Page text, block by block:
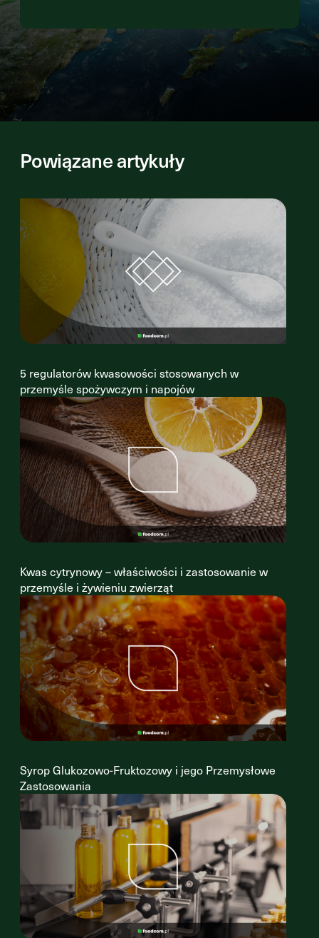
Powiązane artykuły
5 regulatorów kwasowości stosowanych w
przemyśle spożywczym i napojów
Kwas cytrynowy – właściwości i zastosowanie w
przemyśle i żywieniu zwierząt
Syrop Glukozowo-Fruktozowy i jego Przemysłowe
Zastosowania